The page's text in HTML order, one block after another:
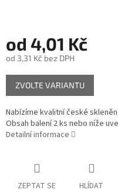
od 4,01 Kč
od 3,31 Kč bez DPH
Měrná
cena:
ZVOLTE VARIANTU
Nabízíme kvalitní české
Obsah balení 2 ks nebo níže
Detailní informace
ZEPTAT SE HLÍDAT